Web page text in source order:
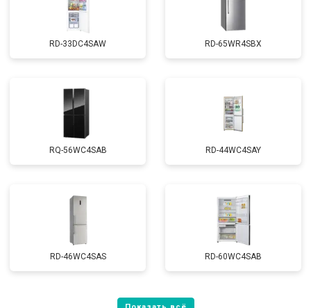
RD-33DC4SAW RD-65WR4SBX
RQ-56WC4SAB RD-44WC4SAY
RD-46WC4SAS RD-60WC4SAB